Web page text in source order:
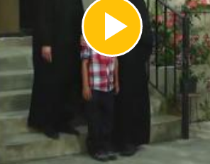
Play
Video